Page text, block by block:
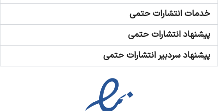
خدمات انتشارات حتمی
پیشنهاد انتشارات حتمی
پیشنهاد سردبیر انتشارات حتمی